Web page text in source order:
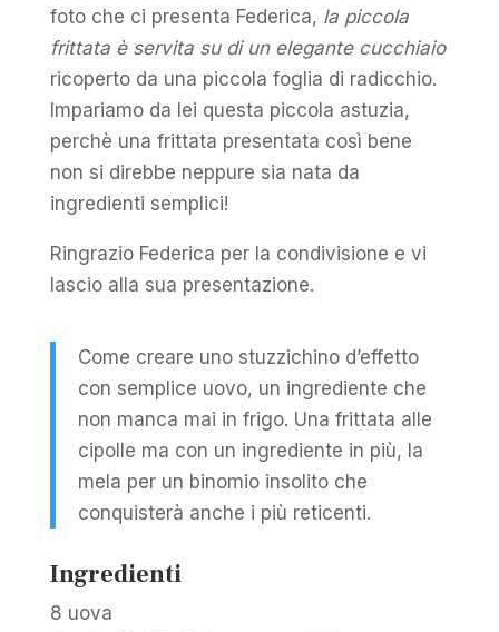
foto che ci presenta Federica, la piccola
frittata è servita su di un elegante cucchiaio
ricoperto da una piccola foglia di radicchio.
Impariamo da lei questa piccola astuzia,
perchè una frittata presentata così bene
non si direbbe neppure sia nata da
ingredienti semplici!
Ringrazio Federica per la condivisione e vi
lascio alla sua presentazione.
Come creare uno stuzzichino d’effetto
con semplice uovo, un ingrediente che
non manca mai in frigo. Una frittata alle
cipolle ma con un ingrediente in più, la
mela per un binomio insolito che
conquisterà anche i più reticenti.
Ingredienti
8 uova